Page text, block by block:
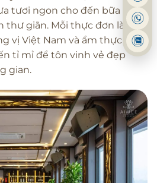
tươi ngon cho đến bữa tối
thư giãn. Mỗi thực đơn là sự
vị Việt Nam và ẩm thực
tỉ mỉ để tôn vinh vẻ đẹp
gian.